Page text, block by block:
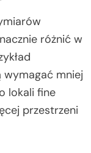
różnić w
mniej
lokali fine
przestrzeni